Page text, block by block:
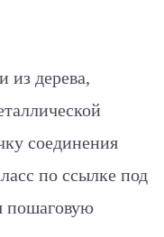
из дерева,
соединения
по ссылке под
пошаговую